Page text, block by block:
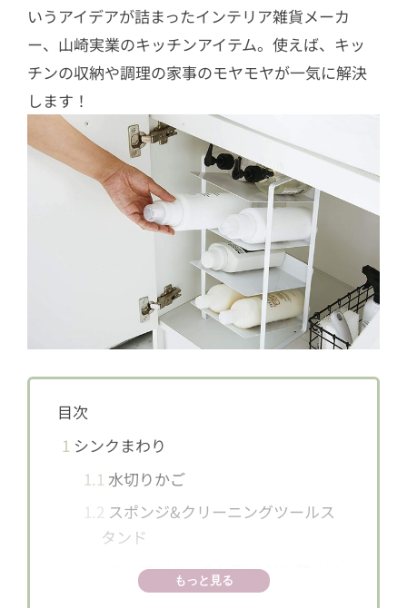
いうアイデアが詰まったインテリア雑貨メーカ
ー、山崎実業のキッチンアイテム。使えば、キッ
チンの収納や調理の家事のモヤモヤが一気に解決
します！
目次
1 シンクまわり
1.1 水切りかご
1.2 スポンジ&クリーニングツールス
タンド
オープンキッチン用 水はね防止 シ
ンク水はね防止スタンド プレート
もっと見る